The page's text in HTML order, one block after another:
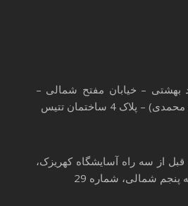
بهشتی – خیابان مفتح شمالی –
4 ساختمان تتیس
قبل از سه راه آسایشگاه کهریزک،
پنجم شمالی، شماره 29